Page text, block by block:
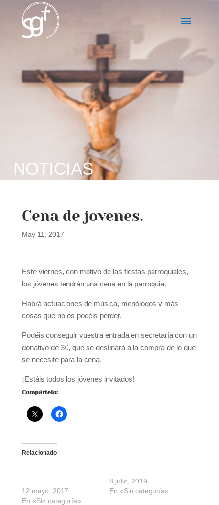
NOTICIAS
Cena de jovenes.
May 11, 2017
Este viernes, con motivo de las fiestas parroquiales,
los jóvenes tendrán una cena en la parroquia.
Habrá actuaciones de música, monólogos y más
cosas que no os podéis perder.
Podéis conseguir vuestra entrada en secretaría con un
donativo de 3€, que se destinará a la compra de lo que
se necesite para la cena.
¡Estáis todos los jóvenes invitados!
Compártelo:
Relacionado
12 mayo, 2017
En «Sin categoría»
8 julio, 2019
En «Sin categoría»